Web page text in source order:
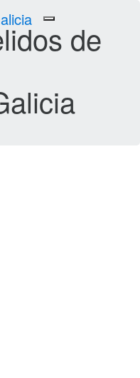
Toggle
navigation